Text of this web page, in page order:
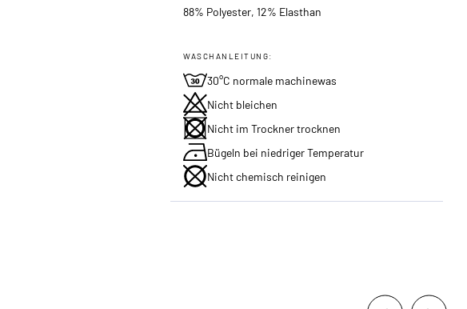
88% Polyester, 12% Elasthan
WASCHANLEITUNG:
30°C normale machinewas
Nicht bleichen
Nicht im Trockner trocknen
Bügeln bei niedriger Temperatur
Nicht chemisch reinigen